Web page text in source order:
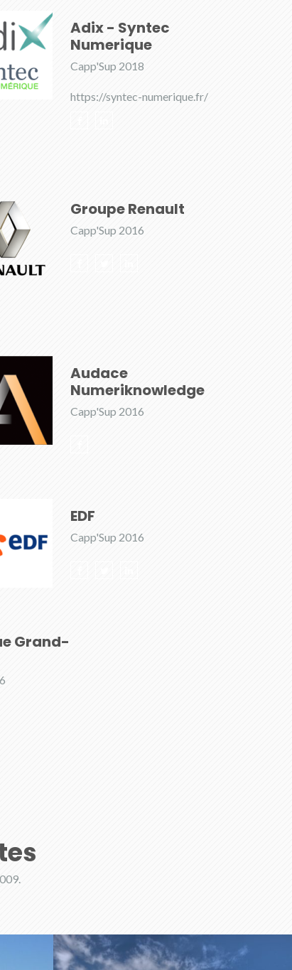
Adix - Syntec
Numerique
Capp'Sup 2018
https://syntec-numerique.fr/
Groupe Renault
Capp'Sup 2016
Audace
Numeriknowledge
Capp'Sup 2016
EDF
Capp'Sup 2016
Grand-